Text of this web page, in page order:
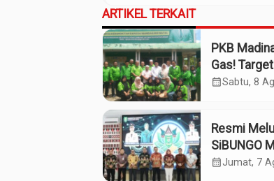
ARTIKEL TERKAIT
PKB
Gas!
Tuntas
calendar_monthSabtu, 8
Resmi
SiBUNGO
Optimalkan
calendar_monthJumat, 7